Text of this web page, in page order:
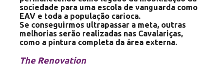
sociedade para uma escola de vanguarda como
EAV e toda a população carioca.
Se conseguirmos ultrapassar a meta, outras
melhorias serão realizadas nas Cavalariças,
como a pintura completa da área externa.
The Renovation